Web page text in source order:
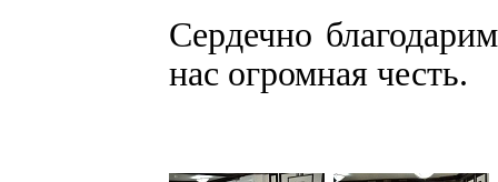
Сердечно
нас огромная честь.